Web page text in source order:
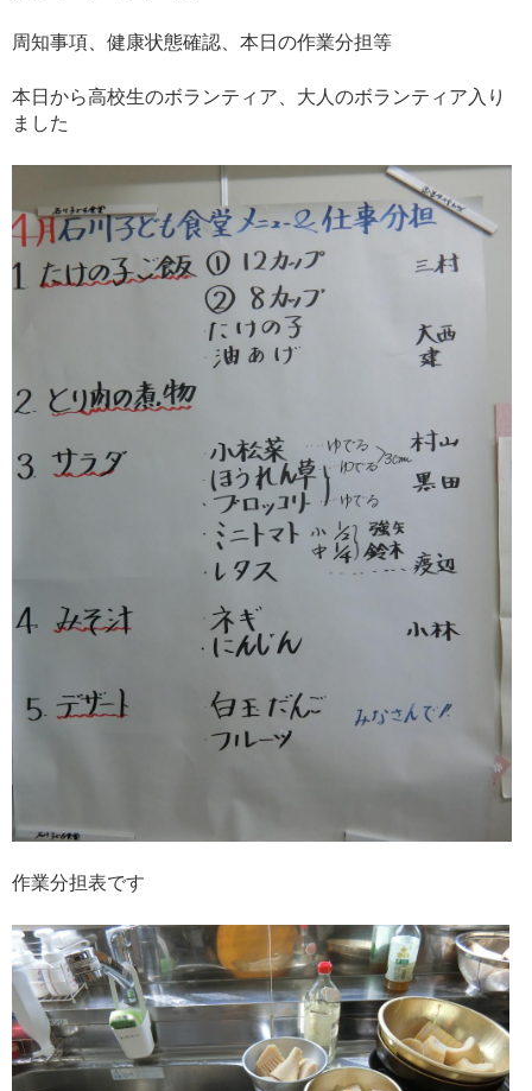
周知事項、健康状態確認、本日の作業分担等
本日から高校生のボランティア、大人のボランティア入り
ました
作業分担表です